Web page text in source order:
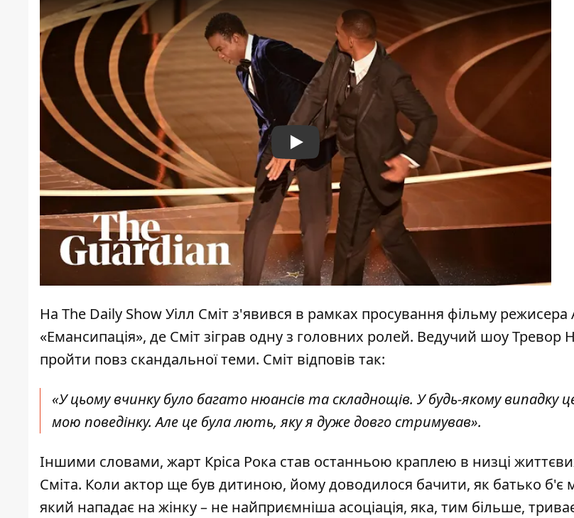
Play
На The Daily Show Уілл Сміт з'явився в рамках просування фільму режисера
«Емансипація», де Сміт зіграв одну з головних ролей. Ведучий шоуТревор
пройти повз скандальної теми. Сміт відповів так:
«У цьому вчинку було багато нюансів та складнощів. У будь-якому випадку
мою поведінку. Але це була лють, яку я дуже довго стримував».
Іншими словами, жарт Кріса Рока став останньою краплею в низці
Сміта. Коли актор ще був дитиною, йому доводилося бачити, як батько б'є
який нападає на жінку – не найприємніша асоціація, яка, тим більше,